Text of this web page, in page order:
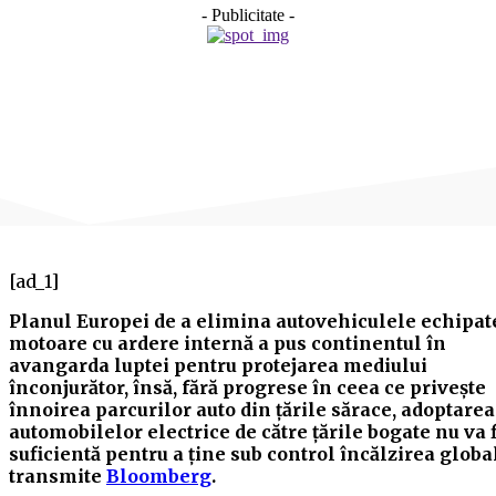
- Publicitate -
[ad_1]
Planul Europei de a elimina autovehiculele
motoare cu ardere internă a pus continentul în
avangarda luptei pentru protejarea mediului
înconjurător, însă, fără progrese în ceea ce priveşte
înnoirea parcurilor auto din ţările sărace, adoptarea
automobilelor electrice de către ţările bogate nu va
suficientă pentru a ţine sub control încălzirea
transmite Bloomberg.